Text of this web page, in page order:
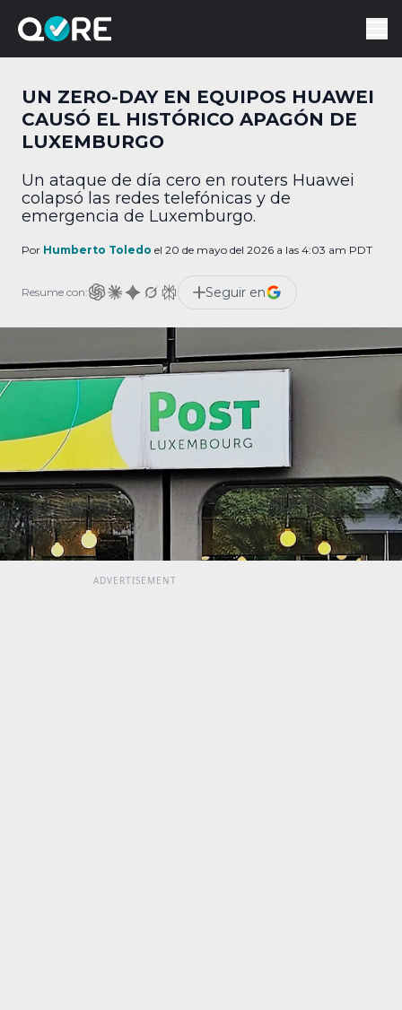
UN ZERO-DAY EN EQUIPOS HUAWEI
CAUSÓ EL HISTÓRICO APAGÓN DE
LUXEMBURGO
Un ataque de día cero en routers Huawei
colapsó las redes telefónicas y de
emergencia de Luxemburgo.
Por Humberto Toledo el 20 de mayo del 2026 a las 4:03 am PDT
Resume con: Seguir en